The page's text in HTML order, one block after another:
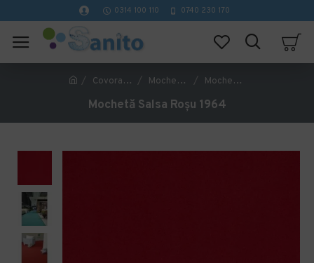
0314 100 110 0740 230 170
Covorase Profesionale Mochete Birou si Horeca Mochetă Salsa Roșu 1964
Mochetă Salsa Roșu 1964